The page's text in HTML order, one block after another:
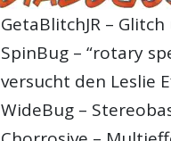
GetaBlitchJR –
SpinBug – “rotary
versucht den Leslie
WideBug –